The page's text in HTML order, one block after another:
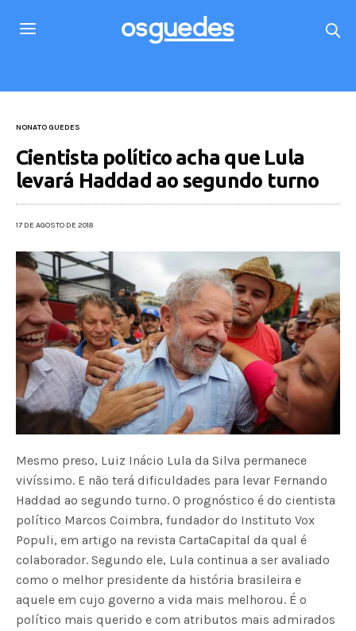
NONATO GUEDES
Cientista político acha que Lula
levará Haddad ao segundo turno
17 DE AGOSTO DE 2018
Mesmo preso, Luiz Inácio Lula da Silva permanece
vivíssimo. E não terá dificuldades para levar Fernando
Haddad ao segundo turno. O prognóstico é do cientista
político Marcos Coimbra, fundador do Instituto Vox
Populi, em artigo na revista CartaCapital da qual é
colaborador. Segundo ele, Lula continua a ser avaliado
como o melhor presidente da história brasileira e
aquele em cujo governo a vida mais melhorou. É o
político mais querido e com atributos mais admirados